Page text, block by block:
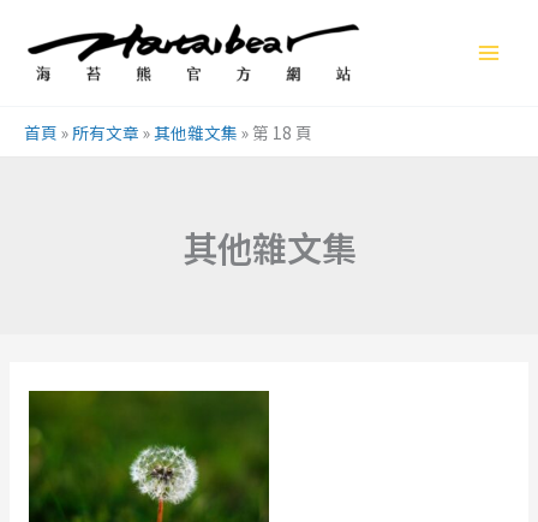
首頁 »所有文章 »其他雜文集 » 第 18 頁
其他雜文集
芸,
所
以